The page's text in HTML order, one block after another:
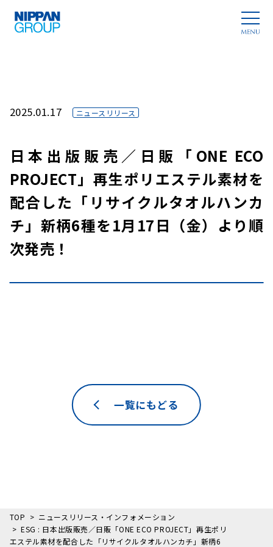
2025.01.17 ニュースリリース
日本出版販売／日販「ONE ECO
PROJECT」再生ポリエステル素材を
配合した「リサイクルタオルハンカ
チ」新柄6種を1月17日（金）より順
次発売！
一覧にもどる
TOP
ニュースリリース・インフォメーション
ESG : 日本出版販売／日販「ONE ECO PROJECT」再生ポリ
エステル素材を配合した「リサイクルタオルハンカチ」新柄6